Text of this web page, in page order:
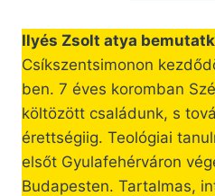
Ilyés Zsolt atya
Csíkszentsimonon
ben. 7 éves koromban
költözött családunk, s
érettségiig. Teológiai
elsőt Gyulafehérváron
Budapesten. Tartalmas,